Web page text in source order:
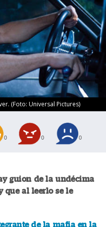
(Foto: Universal Pictures)
0 0 0
guion de la undécima
que al leerlo se le
de la mafia en la